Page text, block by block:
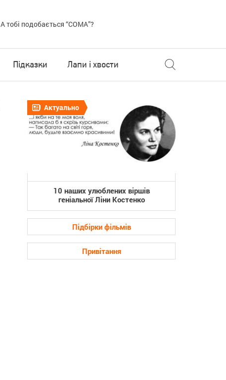
А тобі подобається “COMA”?
Підказки Лапи і хвости
Актуально
10 наших улюблених віршів
геніальної Ліни Костенко
Підбірки фільмів
Привітання